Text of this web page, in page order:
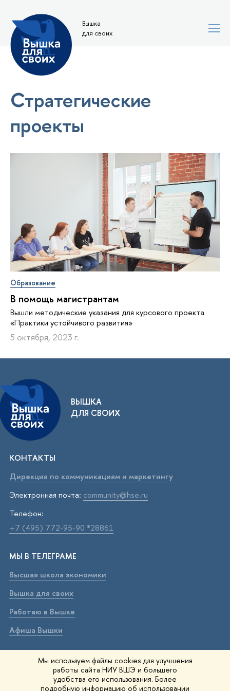
Мы используем файлы cookies для улучшения
работы сайта НИУ ВШЭ и большего
удобства его использования. Более
подробную информацию об использовании
Вышка
для своих
Стратегические
проекты
Образование
В помощь магистрантам
Вышли методические указания для курсового проекта
«Практики устойчивого развития»
5 октября, 2023 г.
ВЫШКА
ДЛЯ СВОИХ
КОНТАКТЫ
Дирекция по коммуникациям и маркетингу
Электронная почта: community@hse.ru
Телефон:
+7 (495) 772-95-90 *28861
МЫ В ТЕЛЕГРАМЕ
Высшая школа экономики
Вышка для своих
Работаю в Вышке
Афиша Вышки
ВЫШКА В МАХ
Высшая школа экономики